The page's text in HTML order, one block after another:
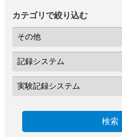
カテゴリで絞り込む
検索